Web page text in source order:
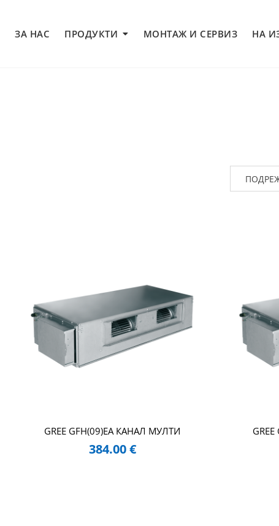
ЗА НАС ПРОДУКТИ МОНТАЖ И СЕРВИЗ НА
GREE GFH(09)EA КАНАЛ МУЛТИ
384.00€